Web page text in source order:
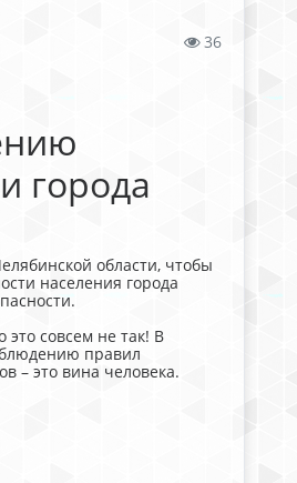
36
города
области, чтобы
населения города
это совсем не так! В
правил
– это вина человека.